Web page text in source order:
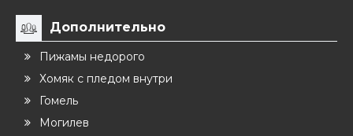
Дополнительно
Пижамы недорого
Хомяк с пледом внутри
Гомель
Могилев